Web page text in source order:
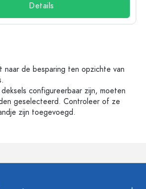
Details
naar de besparing ten opzichte van
configureerbaar zijn, moeten
geselecteerd. Controleer of ze
zijn toegevoegd.